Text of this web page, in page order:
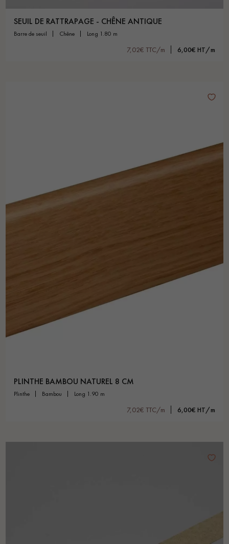
SEUIL DE RATTRAPAGE - CHÊNE ANTIQUE
barre de seuil chêne long 1.80 m
7,02€ TTC/m 6,00€ HT/m
PLINTHE BAMBOU NATUREL 8 CM
plinthe bambou long 1.90 m
7,02€ TTC/m 6,00€ HT/m